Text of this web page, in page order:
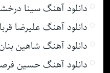
دانلود آهنگ سینا
دانلود آهنگ علیرضا
دانلود آهنگ شاهین
دانلود آهنگ حسین